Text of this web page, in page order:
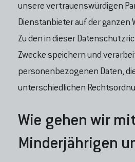
unsere vertrauenswürdigen
Dienstanbieter auf der ganzen
Zu den in dieser
Zwecke speichern und
personenbezogenen Daten,
unterschiedlichen
Wie gehen wir mit
Minderjährigen